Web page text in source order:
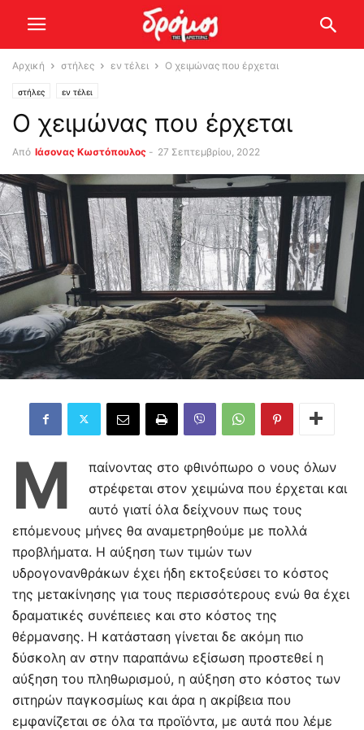
Αρχική στήλες εν τέλει Ο χειμώνας που έρχεται
στήλες εν τέλει
Ο χειμώνας που έρχεται
Από Ιάσονας Κωστόπουλος - 27 Σεπτεμβρίου, 2022
Μ
παίνοντας στο φθινόπωρο ο νους όλων
στρέφεται στον χειμώνα που έρχεται και
αυτό γιατί όλα δείχνουν πως τους
επόμενους μήνες θα αναμετρηθούμε με πολλά
προβλήματα. Η αύξηση των τιμών των
υδρογονανθράκων έχει ήδη εκτοξεύσει το κόστος
της μετακίνησης για τους περισσότερους ενώ θα έχει
δραματικές συνέπειες και στο κόστος της
θέρμανσης. Η κατάσταση γίνεται δε ακόμη πιο
δύσκολη αν στην παραπάνω εξίσωση προστεθεί η
αύξηση του πληθωρισμού, η αύξηση στο κόστος των
σιτηρών παγκοσμίως και άρα η ακρίβεια που
εμφανίζεται σε όλα τα προϊόντα, με αυτά που λέμε